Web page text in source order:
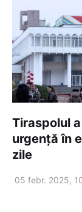
Tiraspolul
urgență în
zile
05 febr. 2025,